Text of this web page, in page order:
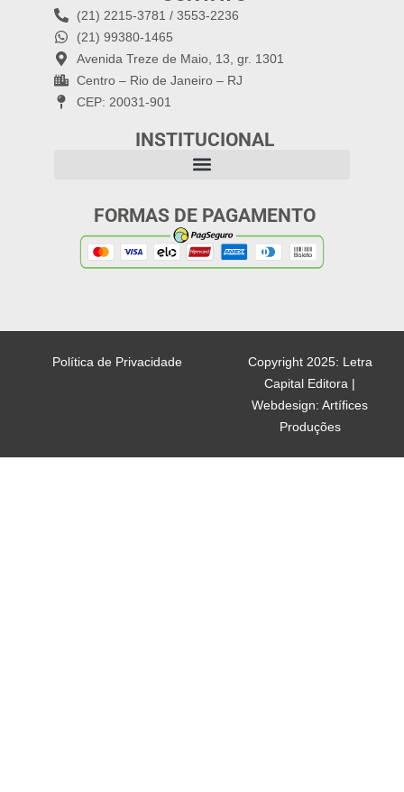
(21) 2215-3781 / 3553-2236
(21) 99380-1465
Avenida Treze de Maio, 13, gr. 1301
Centro – Rio de Janeiro – RJ
CEP: 20031-901
INSTITUCIONAL
FORMAS DE PAGAMENTO
Copyright 2025: Letra
Capital Editora |
Webdesign: Artífices
Produções
Política de Privacidade